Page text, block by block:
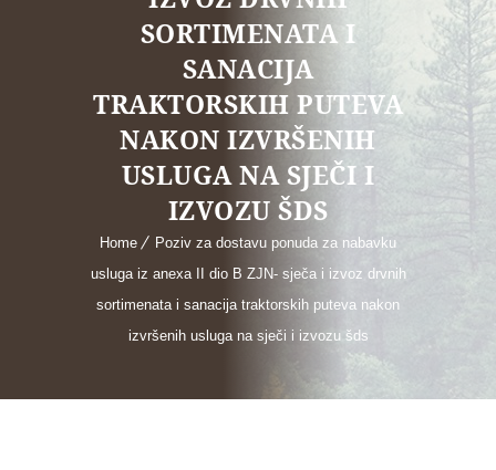
SORTIMENATA I
SANACIJA
TRAKTORSKIH PUTEVA
NAKON IZVRŠENIH
USLUGA NA SJEČI I
IZVOZU ŠDS
Home
Poziv za dostavu ponuda za nabavku
usluga iz anexa II dio B ZJN- sječa i izvoz drvnih
sortimenata i sanacija traktorskih puteva nakon
izvršenih usluga na sječi i izvozu šds